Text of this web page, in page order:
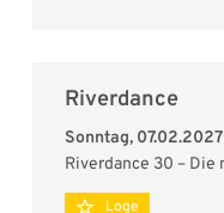
Riverdance
Sonntag,
Riverdance 30 – Die
Loge